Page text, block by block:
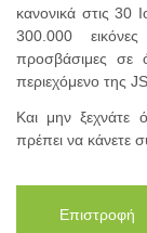
κανονικά στις 30
300.000
προσβάσιμες σε
περιεχόμενο της
Και μην ξεχνάτε
πρέπει να κάνετε
Επιστροφή